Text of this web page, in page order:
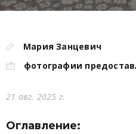
Мария Занцевич
фотографии
21 авг. 2025 г.
Оглавление: